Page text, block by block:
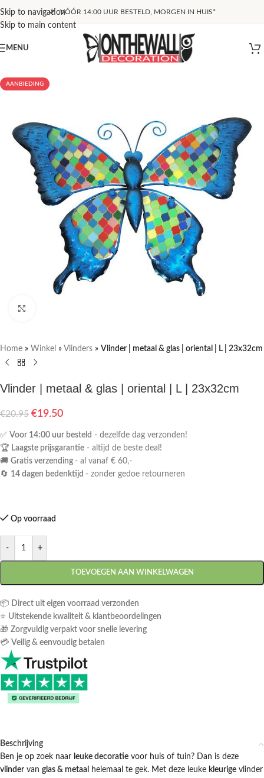
Skip to navigation
Skip to main content
VÓÓR 14:00 UUR BESTELD, MORGEN IN HUIS*
MENU
AANBIEDING
Home » Winkel » Vlinders » Vlinder | metaal & glas | oriental | L | 23x32cm
Vlinder | metaal & glas | oriental | L | 23x32cm
€20.95 €19.50
✅ Voor 14:00 uur besteld - dezelfde dag verzonden!
🏆 Laagste prijsgarantie - altijd de beste deal!
🚚 Gratis verzending - al vanaf € 60,-
🔄 14 dagen bedenktijd - zonder gedoe retourneren
Op voorraad
- +
TOEVOEGEN AAN WINKELWAGEN
📦 Direct uit eigen voorraad verzonden
⭐ Uitstekende kwaliteit & klantbeoordelingen
🎁 Zorgvuldig verpakt voor snelle levering
💳 Veilig & eenvoudig betalen
Beschrijving
Ben je op zoek naar leuke decoratie voor huis of tuin? Dan is deze
vlinder van glas & metaal helemaal te gek. Met deze leuke kleurige vlinder